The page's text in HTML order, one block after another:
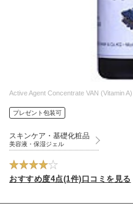
Active Agent Concentrate VAN (Vitamin A)
プレゼント包装可
スキンケア・基礎化粧品
美容液・保湿ジェル
おすすめ度4点(1件)口コミを見る